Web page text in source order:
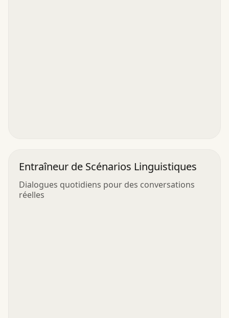
Entraîneur de Scénarios Linguistiques
Dialogues quotidiens pour des conversations
réelles